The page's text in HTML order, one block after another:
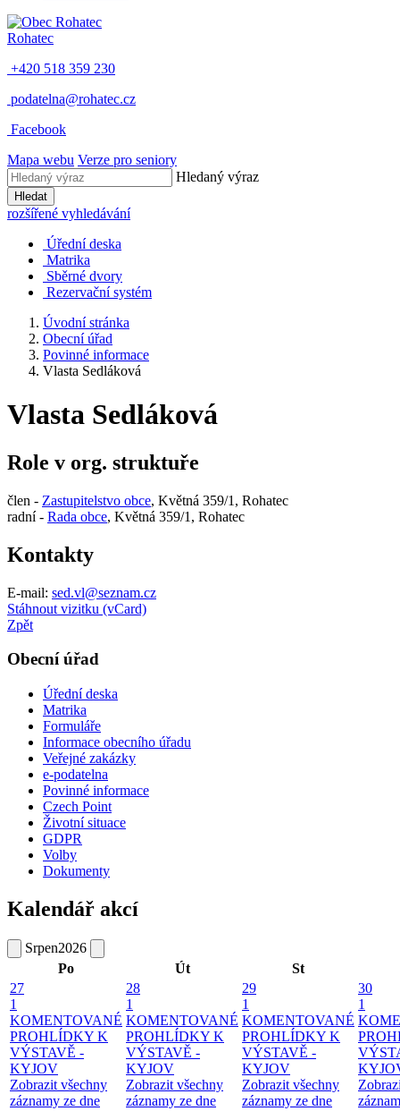
Rohatec
+420 518 359 230
podatelna@rohatec.cz
Facebook
Mapa webu Verze pro seniory
Hledaný výraz
Hledat
rozšířené vyhledávání
Úřední deska
Matrika
Sběrné dvory
Rezervační systém
Úvodní stránka
Obecní úřad
Povinné informace
Vlasta Sedláková
Vlasta Sedláková
Role v org. struktuře
člen - Zastupitelstvo obce, Květná 359/1, Rohatec
radní - Rada obce, Květná 359/1, Rohatec
Kontakty
E-mail: sed.vl@seznam.cz
Stáhnout vizitku (vCard)
Zpět
Obecní úřad
Úřední deska
Matrika
Formuláře
Informace obecního úřadu
Veřejné zakázky
e-podatelna
Povinné informace
Czech Point
Životní situace
GDPR
Volby
Dokumenty
Kalendář akcí
Srpen2026
Po
Út
St
27
1
KOMENTOVANÉ
PROHLÍDKY K
VÝSTAVĚ -
KYJOV
Zobrazit všechny
záznamy ze dne
28
1
KOMENTOVANÉ
PROHLÍDKY K
VÝSTAVĚ -
KYJOV
Zobrazit všechny
záznamy ze dne
29
1
KOMENTOVANÉ
PROHLÍDKY K
VÝSTAVĚ -
KYJOV
Zobrazit všechny
záznamy ze dne
30
1